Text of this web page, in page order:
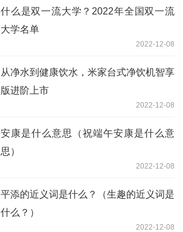
什么是双一流大学？2022年全国双一流
大学名单
2022-12-08
从净水到健康饮水，米家台式净饮机智享
版进阶上市
2022-12-08
安康是什么意思（祝端午安康是什么意
思）
2022-12-08
平添的近义词是什么？（生趣的近义词是
什么？）
2022-12-08